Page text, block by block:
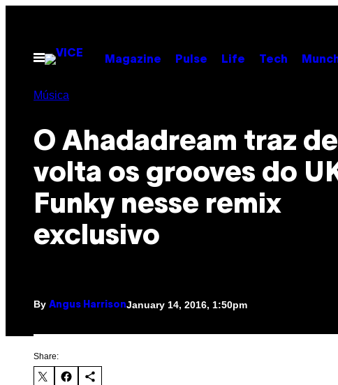
contentOpen
Menu
Magazine Pulse Life Tech
Música
O Ahadadream traz de
volta os grooves do
Funky nesse remix
exclusivo
By Angus HarrisonJanuary 14, 2016, 1:50pm
Share: